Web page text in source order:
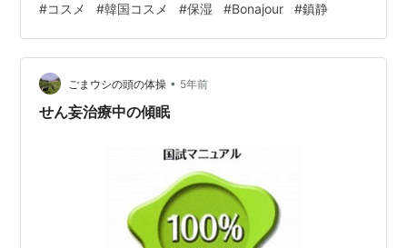
に刺激が少ないのも嬉しいです💯 テクスチャはゆるめの
ジェルっぽい感じ💡 香りは無香料で使いやすい💯 少しの
量でしっとり保湿してくれます✨ コスパよし٩( 'ω' )و💛
最初は塗った時にベタつきが気になるかもしれません
が、 肌にすぐ浸透し…
#コスメ #韓国コスメ #保湿 #Bonajour #鎮静
ごまウシの頭の体操 • 5年前
せん妄治療中の傾眠